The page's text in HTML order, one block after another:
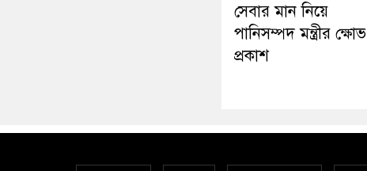
সেবার মান নিয়ে
পানিসম্পদ মন্ত্রীর ক্ষোভ
প্রকাশ